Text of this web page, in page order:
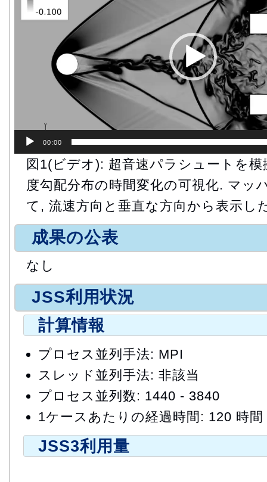
00:00
図1(ビデオ): 超音速パラシュートを
度勾配分布の時間変化の可視化. マッ
て, 流速方向と垂直な方向から表示し
成果の公表
なし
JSS利用状況
計算情報
プロセス並列手法: MPI
スレッド並列手法: 非該当
プロセス並列数: 1440 - 3840
1ケースあたりの経過時間: 120 時間
JSS3利用量